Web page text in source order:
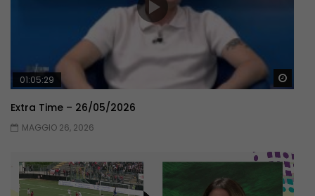
01:05:29
Extra Time – 26/05/2026
MAGGIO 26, 2026